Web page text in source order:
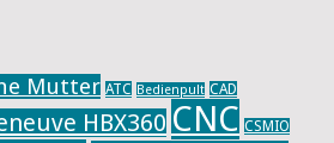
Mutter ATC Bedienpult CAD
HBX360 CNC CSMIO